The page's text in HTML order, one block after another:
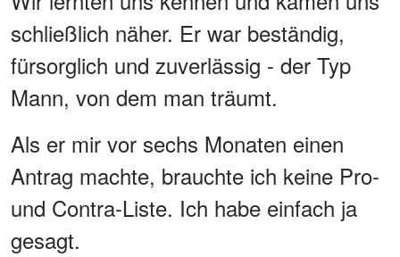
schließlich näher. Er war beständig,
fürsorglich und zuverlässig - der Typ
Mann, von dem man träumt.
Als er mir vor sechs Monaten einen
Antrag machte, brauchte ich keine Pro-
und Contra-Liste. Ich habe einfach ja
gesagt.